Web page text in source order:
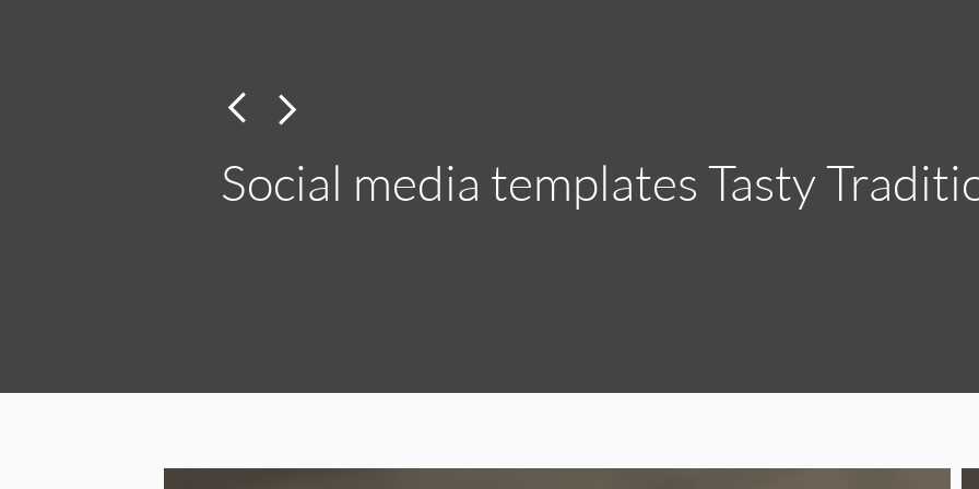
Social media templates Tasty